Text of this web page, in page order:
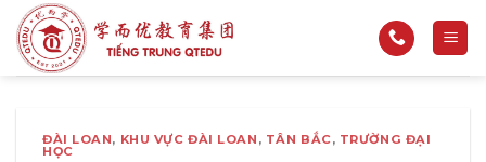
qua
nội
ĐÀI LOAN, KHU VỰC ĐÀI LOAN , TÂN BẮC, TRƯỜNG ĐẠI
HỌC